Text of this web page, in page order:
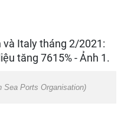
Sea Ports Organisation)